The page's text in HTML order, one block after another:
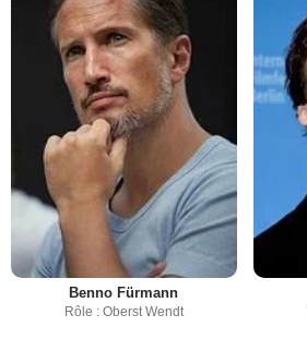
Benno Fürmann
Rôle : Oberst Wendt